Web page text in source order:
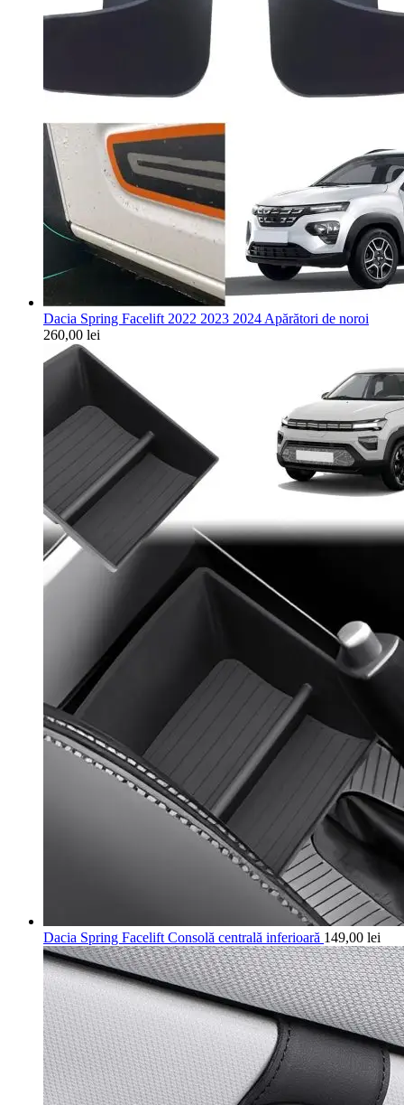
Dacia Spring Facelift 2022 2023 2024 Apărători de noroi
260,00 lei
Dacia Spring Facelift Consolă centrală inferioară 149,00 lei